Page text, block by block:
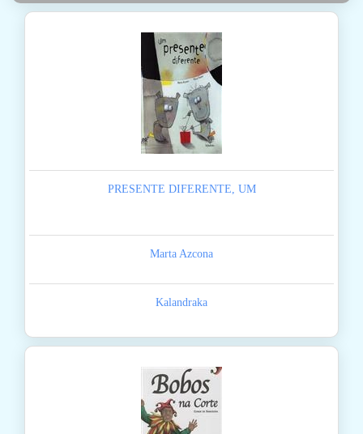
PRESENTE DIFERENTE, UM
Marta Azcona
Kalandraka